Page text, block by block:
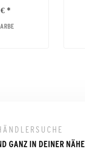
*
GANZ IN DEINER NÄHE